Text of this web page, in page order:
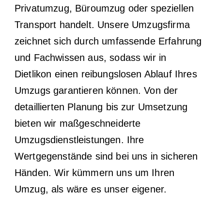
Privatumzug, Büroumzug oder speziellen
Transport handelt. Unsere Umzugsfirma
zeichnet sich durch umfassende Erfahrung
und Fachwissen aus, sodass wir in
Dietlikon einen reibungslosen Ablauf Ihres
Umzugs garantieren können. Von der
detaillierten Planung bis zur Umsetzung
bieten wir maßgeschneiderte
Umzugsdienstleistungen. Ihre
Wertgegenstände sind bei uns in sicheren
Händen. Wir kümmern uns um Ihren
Umzug, als wäre es unser eigener.